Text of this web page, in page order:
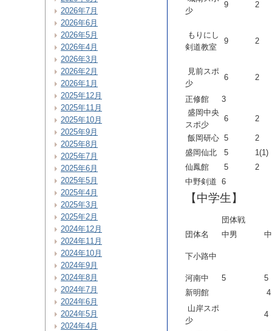
少
9 2
もりにし
剣道教室
9 2
見前スポ
少
6 2
正修館
3
盛岡中央
スポ少
6 2
飯岡研心 5
2
盛岡仙北
5
1(1)
仙鳳館
5
2
中野剣道 6
【中学生】
団体戦
団体名
中男
下小路中
河南中 5
5
新明館
4
山岸スポ
少
4
2026年7月
2026年6月
2026年5月
2026年4月
2026年3月
2026年2月
2026年1月
2025年12月
2025年11月
2025年10月
2025年9月
2025年8月
2025年7月
2025年6月
2025年5月
2025年4月
2025年3月
2025年2月
2024年12月
2024年11月
2024年10月
2024年9月
2024年8月
2024年7月
2024年6月
2024年5月
2024年4月